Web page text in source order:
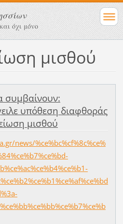
όχι μόνο
μισθού
συμβαίνουν:
υπόθεση διαφθοράς
μισθού
news/%ce%bc%cf%8c%ce%